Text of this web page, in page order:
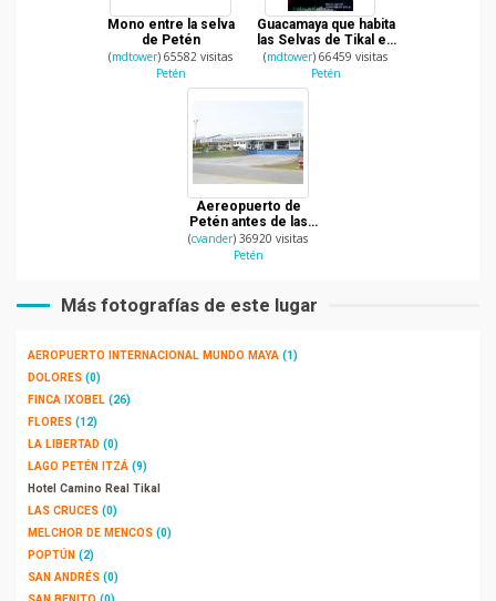
Mono entre la selva
de Petén
(mdtower) 65582 visitas
Petén
Guacamaya que habita
las Selvas de Tikal en
Petén
(mdtower) 66459 visitas
Petén
Aereopuerto de
Petén antes de las
remodelaciones
(cvander) 36920 visitas
Petén
Más fotografías de este lugar
AEROPUERTO INTERNACIONAL MUNDO MAYA (1)
DOLORES (0)
FINCA IXOBEL (26)
FLORES (12)
LA LIBERTAD (0)
LAGO PETÉN ITZÁ (9)
Hotel Camino Real Tikal
LAS CRUCES (0)
MELCHOR DE MENCOS (0)
POPTÚN (2)
SAN ANDRÉS (0)